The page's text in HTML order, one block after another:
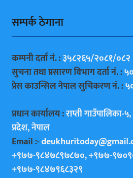
सम्पर्क ठेगाना
कम्पनी दर्ता नं. :३५८२६५/२०८१/०८२
सुचना तथा प्रसारण विभाग दर्ता नं. :
प्रेस काउन्सिल नेपाल सुचिकरण नं. :
प्रधान कार्यालय :राप्ती गाउँपालिका-
प्रदेश, नेपाल
Email :-
+९७७-९८४७८९७८७०, +९७७-
+९७७-९८४७९६८३२९